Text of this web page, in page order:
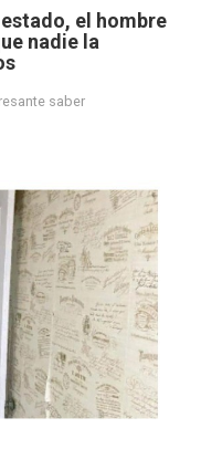
el hombre
nadie la
saber